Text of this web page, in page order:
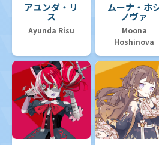
アユンダ・リ
ス
Ayunda Risu
ムーナ・ホ
ノヴァ
Moona
Hoshinova